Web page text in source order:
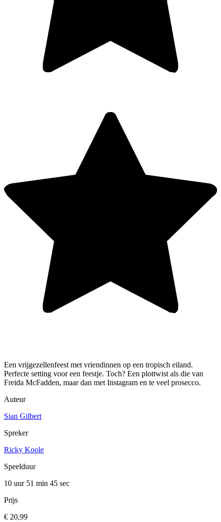
Een vrijgezellenfeest met vriendinnen op een tropisch eiland.
Perfecte setting voor een feestje. Toch? Een plottwist als die van
Freida McFadden, maar dan met Instagram en te veel prosecco.
Auteur
Sian Gilbert
Spreker
Ricky Koole
Speelduur
10 uur 51 min 45 sec
Prijs
€ 20,99